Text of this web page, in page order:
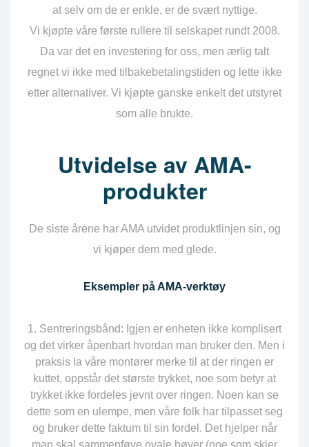
at selv om de er enkle, er de svært nyttige.
Vi kjøpte våre første rullere til selskapet rundt 2008.
Da var det en investering for oss, men ærlig talt
regnet vi ikke med tilbakebetalingstiden og lette ikke
etter alternativer. Vi kjøpte ganske enkelt det utstyret
som alle brukte.
Utvidelse av AMA-
produkter
De siste årene har AMA utvidet produktlinjen sin, og
vi kjøper dem med glede.
Eksempler på AMA-verktøy
Sentreringsbånd: Igjen er enheten ikke komplisert
og det virker åpenbart hvordan man bruker den. Men i
praksis la våre montører merke til at der ringen er
kuttet, oppstår det største trykket, noe som betyr at
trykket ikke fordeles jevnt over ringen. Noen kan se
dette som en ulempe, men våre folk har tilpasset seg
og bruker dette faktum til sin fordel. Det hjelper når